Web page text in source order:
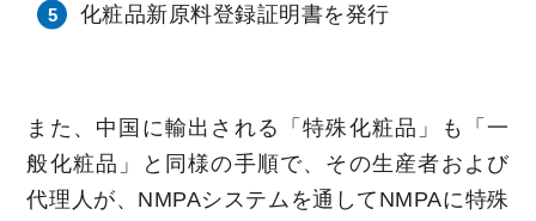
化粧品新原料登録証明書を発行
また、中国に輸出される「特殊化粧品」も「一
般化粧品」と同様の手順で、その生産者および
代理人が、NMPAシステムを通してNMPAに特殊